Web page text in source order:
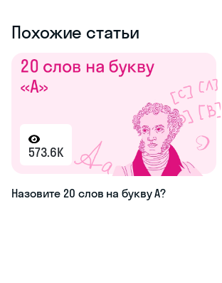
Похожие статьи
573.6K
Назовите 20 слов на букву А?